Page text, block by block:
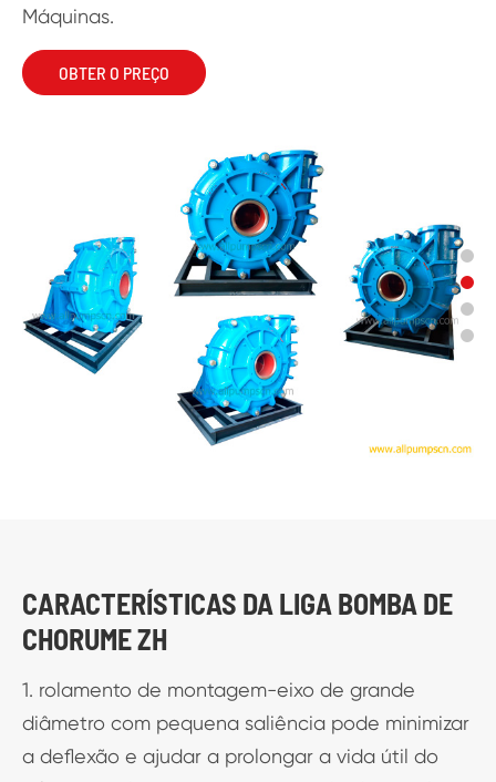
Máquinas.
OBTER O PREÇO
CARACTERÍSTICAS DA LIGA BOMBA DE
CHORUME ZH
1. rolamento de montagem-eixo de grande
diâmetro com pequena saliência pode minimizar
a deflexão e ajudar a prolongar a vida útil do